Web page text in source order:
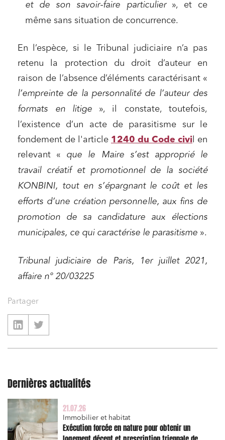
et de son savoir-faire particulier», et ce
même sans situation de concurrence.
En l’espèce, si le Tribunal judiciaire n’a pas
retenu la protection du droit d’auteur en
raison de l’absence d’éléments caractérisant «
l’empreinte de la personnalité de l’auteur des
formats en
litige », il constate, toutefois,
l’existence d’un acte de parasitisme sur le
fondement de l'article 1240 du Code civi l en
relevant « que le Maire s’est approprié le
travail créatif et promotionnel de la société
KONBINI, tout en s’épargnant le coût et les
efforts d’une création personnelle, aux fins de
promotion de sa candidature aux élections
municipales, ce qui caractérise le parasitisme ».
Tribunal judiciaire de Paris, 1er juillet 2021,
affaire n° 20/03225
Partager
Dernières actualités
21.07.26
Immobilier et habitat
Exécution forcée en nature pour obtenir un
Relations commerciales et contrats
Associations et acteurs de l’économie sociale et
solidaire
Media et édition